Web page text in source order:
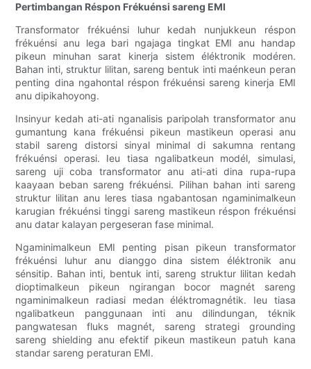
Pertimbangan Réspon Frékuénsi sareng EMI
Transformator frékuénsi luhur kedah nunjukkeun réspon
frékuénsi anu lega bari ngajaga tingkat EMI anu handap
pikeun minuhan sarat kinerja sistem éléktronik modéren.
Bahan inti, struktur lilitan, sareng bentuk inti maénkeun peran
penting dina ngahontal réspon frékuénsi sareng kinerja EMI
anu dipikahoyong.
Insinyur kedah ati-ati nganalisis paripolah transformator anu
gumantung kana frékuénsi pikeun mastikeun operasi anu
stabil sareng distorsi sinyal minimal di sakumna rentang
frékuénsi operasi. Ieu tiasa ngalibatkeun modél, simulasi,
sareng uji coba transformator anu ati-ati dina rupa-rupa
kaayaan beban sareng frékuénsi. Pilihan bahan inti sareng
struktur lilitan anu leres tiasa ngabantosan ngaminimalkeun
karugian frékuénsi tinggi sareng mastikeun réspon frékuénsi
anu datar kalayan pergeseran fase minimal.
Ngaminimalkeun EMI penting pisan pikeun transformator
frékuénsi luhur anu dianggo dina sistem éléktronik anu
sénsitip. Bahan inti, bentuk inti, sareng struktur lilitan kedah
dioptimalkeun pikeun ngirangan bocor magnét sareng
ngaminimalkeun radiasi medan éléktromagnétik. Ieu tiasa
ngalibatkeun panggunaan inti anu dilindungan, téknik
pangwatesan fluks magnét, sareng strategi grounding
sareng shielding anu efektif pikeun mastikeun patuh kana
standar sareng peraturan EMI.